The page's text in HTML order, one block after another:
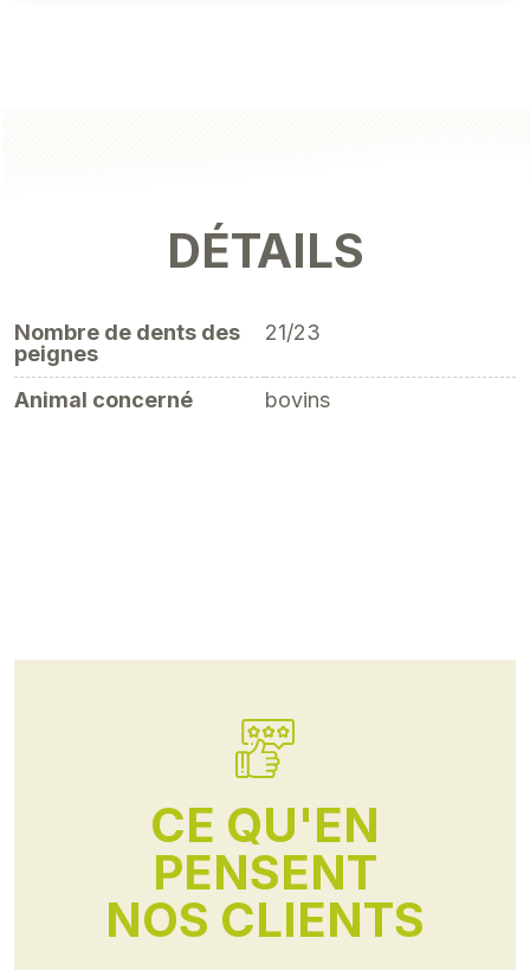
DÉTAILS
Nombre de dents des
peignes
21/23
Animal concerné bovins
CE QU'EN
PENSENT
NOS CLIENTS